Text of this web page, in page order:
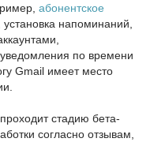
абонентское
, установка напоминаний,
по времени
Gmail имеет место
стадию бета-
согласно отзывам,